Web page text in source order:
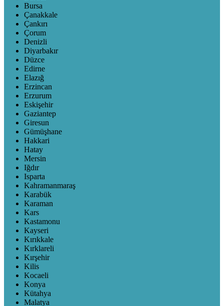
Bursa
Çanakkale
Çankırı
Çorum
Denizli
Diyarbakır
Düzce
Edirne
Elazığ
Erzincan
Erzurum
Eskişehir
Gaziantep
Giresun
Gümüşhane
Hakkari
Hatay
Mersin
Iğdır
Isparta
Kahramanmaraş
Karabük
Karaman
Kars
Kastamonu
Kayseri
Kırıkkale
Kırklareli
Kırşehir
Kilis
Kocaeli
Konya
Kütahya
Malatya